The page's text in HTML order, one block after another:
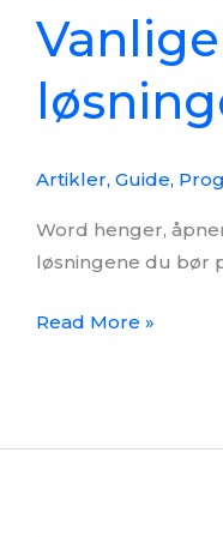
Artikler,Guide,
Word henger,
løsningene du bør
Read More »